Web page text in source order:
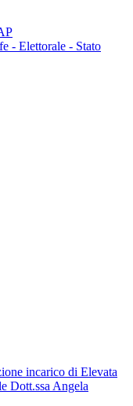
- Elettorale - Stato
incarico di Elevata
Dott.ssa Angela